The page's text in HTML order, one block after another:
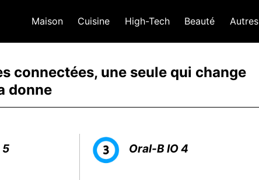
Maison Cuisine High-Tech Beauté Autres
connectées, une seule qui change
donne
5 Oral-B IO 4